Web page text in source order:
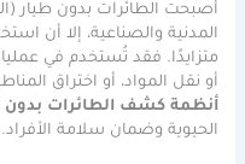
أصبحت الطائرات بدون طيار
المدنية والصناعية، إلا أن
متزايدًا. فقد تُستخدم في
أو نقل المواد، أو اختراق
أنظمة كشف الطائرات بدون
الحيوية وضمان سلامة الأفراد.